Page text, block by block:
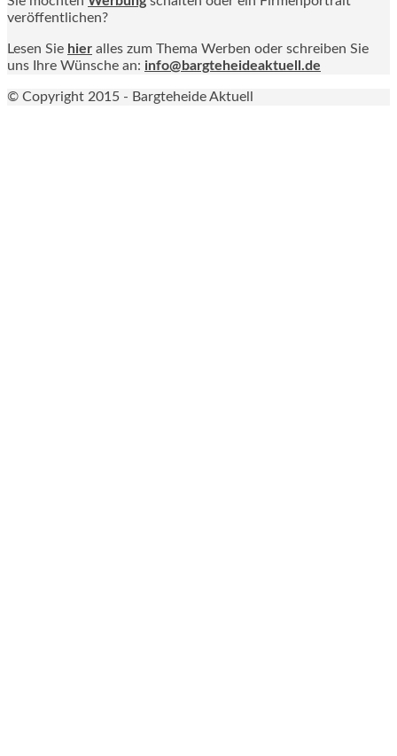
veröffentlichen?
Lesen Sie hier alles zum Thema Werben oder schreiben Sie
uns Ihre Wünsche an: info@bargteheideaktuell.de
© Copyright 2015 - Bargteheide Aktuell